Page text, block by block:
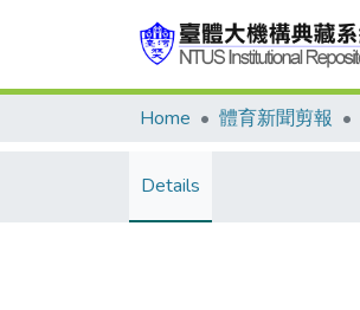
Home 體育新聞剪報
Details